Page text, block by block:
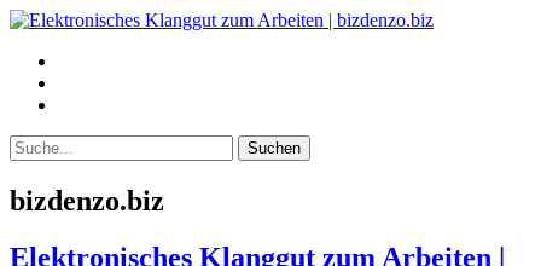
bizdenzo.biz
Elektronisches Klanggut zum Arbeiten |